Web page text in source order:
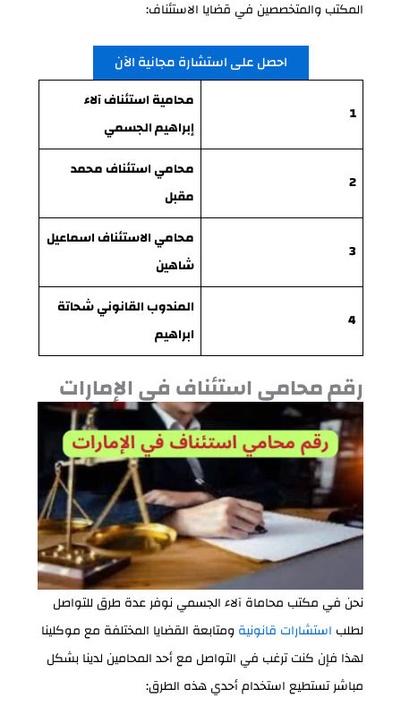
المكتب والمتخصصين في قضايا الاستئناف:
احصل على استشارة مجانية الآن
1
محامية استئناف آلاء
إبراهيم الجسمي
2
محامي استئناف محمد
مقبل
3
محامي الاستئناف اسماعيل
شاهين
4
المندوب القانوني شحاتة
ابراهيم
رقم محامي استئناف في الإمارات
نحن في مكتب محاماة آلاء الجسمي نوفر عدة طرق للتواصل
لطلب استشارات قانونية ومتابعة القضايا المختلفة مع موكلينا
لهذا فإن كنت ترغب في التواصل مع أحد المحامين لدينا بشكل
مباشر تستطيع استخدام أحدي هذه الطرق: